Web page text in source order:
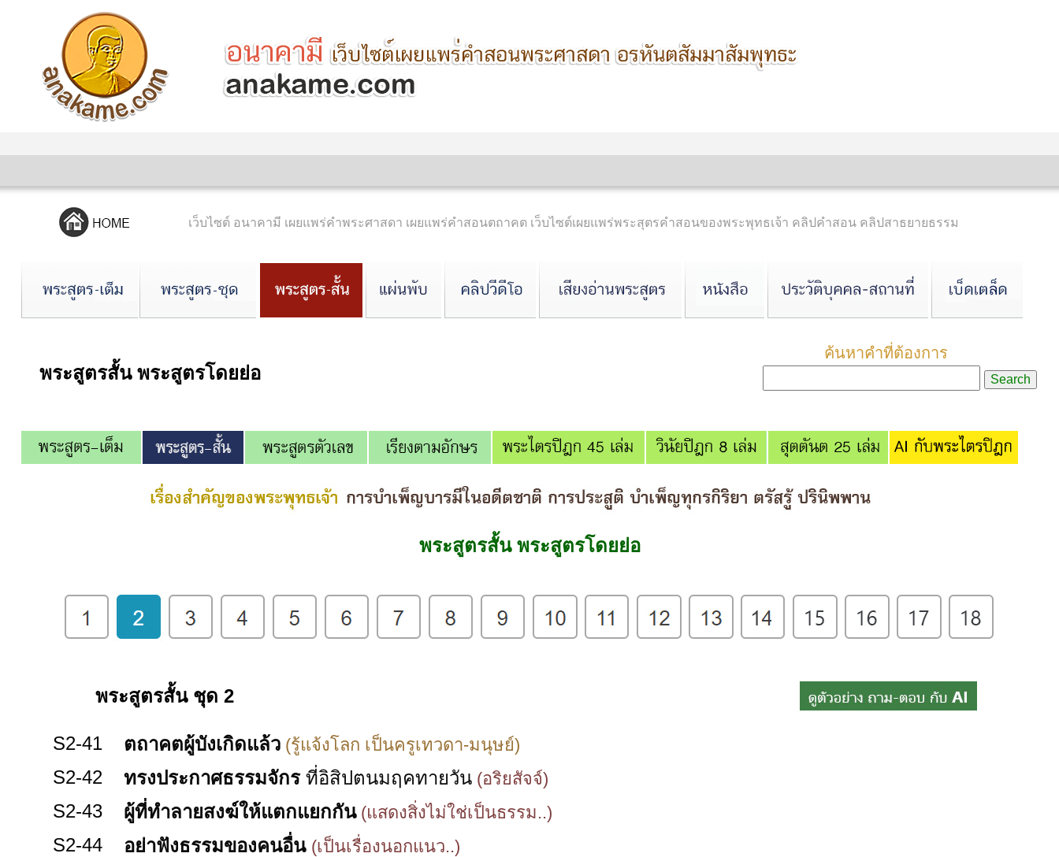
เว็บไซต์ อนาคามี เผยแพร่คำพระศาสดา เผยแพร่คำสอนตถาคต เว็บไซต์เผยแพร่พระสุตรคำสอนของพระพุทธเจ้า คลิปคำสอน คลิปสาธยายธรรม
พระสูตรสั้น พระสูตรโดยย่อ
ค้นหาคำที่ต้องการ
พระสูตรสั้น พระสูตรโดยย่อ
พระสูตรสั้น ชุด 2
S2-41 ตถาคตผู้บังเกิดแล้ว (รู้แจ้งโลก เป็นครูเทวดา-มนุษย์)
S2-42 ทรงประกาศธรรมจักรที่อิสิปตนมฤคทายวัน (อริยสัจจ์)
S2-43 ผู้ที่ทำลายสงฆ์ให้แตกแยกกัน(แสดงสิ่งไม่ใช่เป็นธรรม..)
S2-44 อย่าฟังธรรมของคนอื่น (เป็นเรื่องนอกแนว..)